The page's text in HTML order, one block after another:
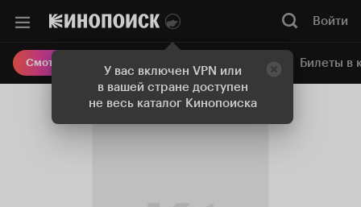
У вас включен VPN или
в вашей стране доступен
не весь каталог Кинопоиска
Войти
Смотреть кино Онлайн-кинотеатр Билеты в